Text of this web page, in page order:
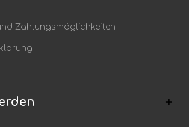
Zahlungsmöglichkeiten